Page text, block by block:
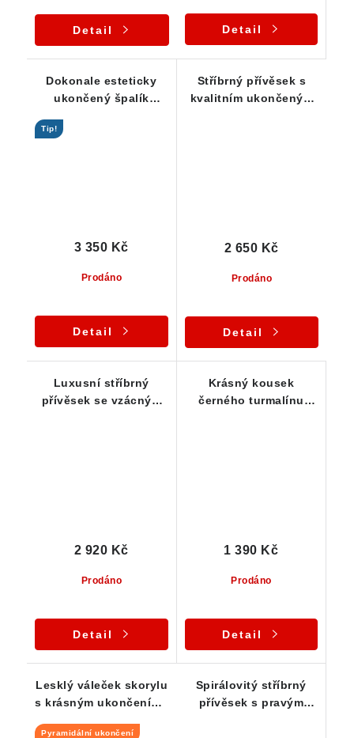
Detail Detail
Dokonale esteticky
ukončený špalík
Tip!
Prodáno
3 350 Kč
Detail
Stříbrný přívěsek s
kvalitním ukončeným
Prodáno
2 650 Kč
Detail
Luxusní stříbrný
přívěsek se vzácným
Prodáno
2 920 Kč
Detail
Krásný kousek
černého turmalínu
Prodáno
1 390 Kč
Detail
Lesklý váleček skorylu
s krásným ukončením -
Pyramidální ukončení
Spirálovitý stříbrný
přívěsek s pravým